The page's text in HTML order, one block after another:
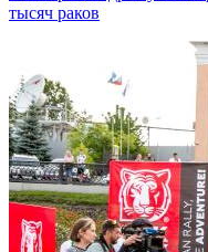
тысяч раков